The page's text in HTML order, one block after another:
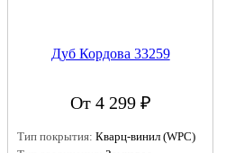
Дуб Кордова 33259
От 4 299 ₽
Тип покрытия: Кварц-винил (WPC)